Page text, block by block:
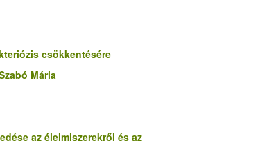
csökkentésére
Mária
az élelmiszerekről és az